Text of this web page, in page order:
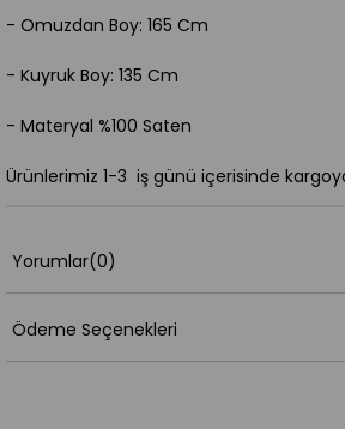
- Omuzdan Boy: 165 Cm
- Kuyruk Boy: 135 Cm
- Materyal %100 Saten
Ürünlerimiz 1-3 iş günü içerisinde
Yorumlar(0)
Ödeme Seçenekleri